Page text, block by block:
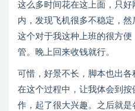
这么多时间花在这上面，只好
内，发现飞机很多不稳定，
这个对于我这种上班的很方
管。晚上回来收钱就行。
可惜，好景不长，脚本也出各
在这个过程中，让我体会到
作，起了很大兴趣。之后就